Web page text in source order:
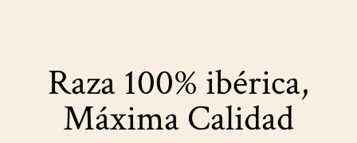
Raza 100% ibérica,
Máxima Calidad